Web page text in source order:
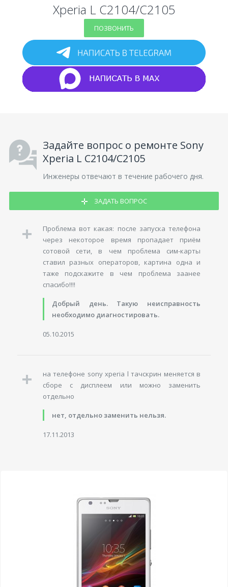
Xperia L C2104/C2105
ПОЗВОНИТЬ
Задайте вопрос о ремонте Sony
Xperia L C2104/C2105
Инженеры отвечают в течение рабочего дня.
ЗАДАТЬ ВОПРОС
Проблема вот какая: после запуска телефона
через некоторое время пропадает приём
сотовой сети, в чем проблема сим-карты
ставил разных операторов, картина одна и
таже подскажите в чем проблема заанее
спасибо!!!!
Добрый день. Такую неисправность
необходимо диагностировать.
05.10.2015
на телефоне sony xperia l тачскрин меняется в
сборе с дисплеем или можно заменить
отдельно
нет, отдельно заменить нельзя.
17.11.2013